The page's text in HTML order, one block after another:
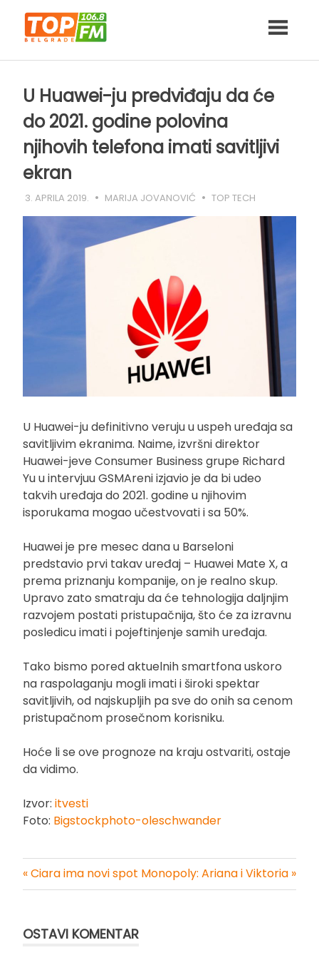
content
U Huawei-ju predviđaju da će
do 2021. godine polovina
njihovih telefona imati savitljivi
ekran
3. APRILA 2019. MARIJA JOVANOVIĆ TOP TECH
U Huawei-ju definitivno veruju u uspeh uređaja sa
savitljivim ekranima. Naime, izvršni direktor
Huawei-jeve Consumer Business grupe Richard
Yu u intervjuu GSMAreni izjavio je da bi udeo
takvih uređaja do 2021. godine u njihovim
isporukama mogao učestvovati i sa 50%.
Huawei je pre mesec dana u Barseloni
predstavio prvi takav uređaj – Huawei Mate X, a
prema priznanju kompanije, on je realno skup.
Upravo zato smatraju da će tehnologija daljnjim
razvojem postati pristupačnija, što će za izravnu
posledicu imati i pojeftinjenje samih uređaja.
Tako bismo pored aktuelnih smartfona uskoro
na raspolaganju mogli imati i široki spektar
savitljivih, od najskupljih pa sve do onih sa cenom
pristupačnom prosečnom korisniku.
Hoće li se ove prognoze na kraju ostvariti, ostaje
da vidimo.
Izvor: itvesti
Foto: Bigstockphoto-oleschwander
Kretanje
« Ciara ima novi spot Monopoly: Ariana i Viktoria »
OSTAVI KOMENTAR